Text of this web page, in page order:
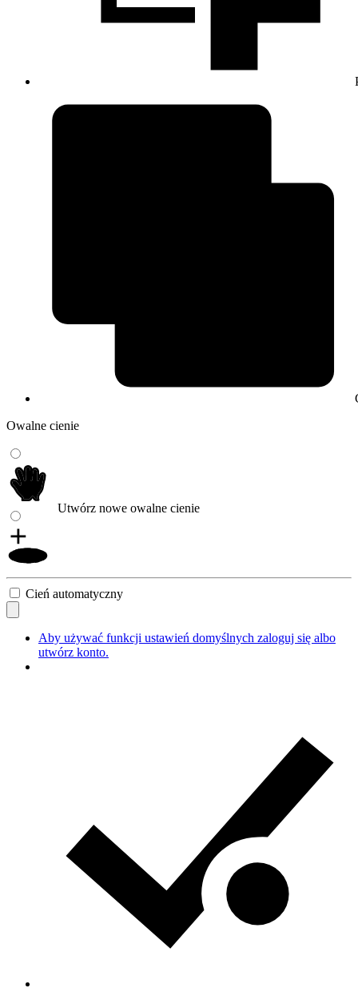
Owalne cienie
Utwórz nowe owalne cienie
Cień automatyczny
Aby używać funkcji ustawień domyślnych zaloguj się albo
utwórz konto.